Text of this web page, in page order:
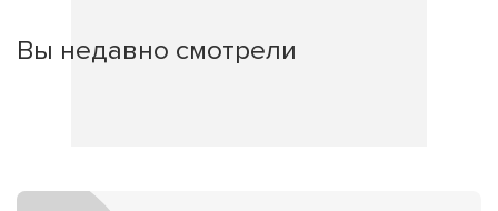
Вы недавно смотрели